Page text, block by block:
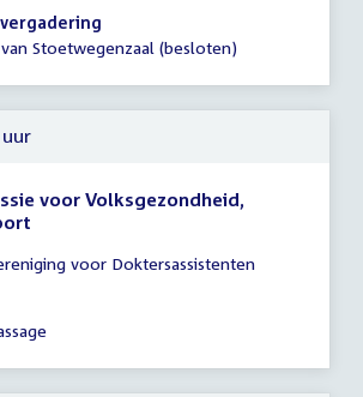
Stoetwegenzaal (besloten)
voor Volksgezondheid,
voor Doktersassistenten